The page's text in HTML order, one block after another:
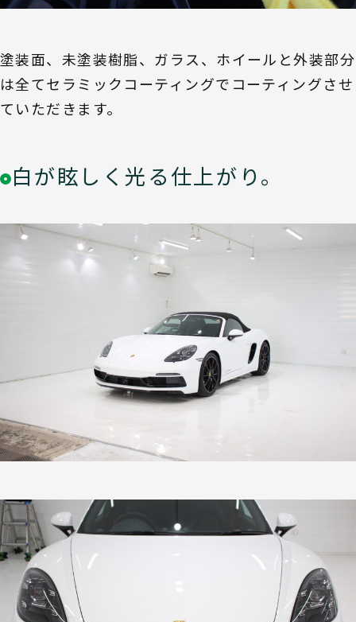
塗装面、未塗装樹脂、ガラス、ホイールと外装部分
は全てセラミックコーティングでコーティングさせ
ていただきます。
白が眩しく光る仕上がり。